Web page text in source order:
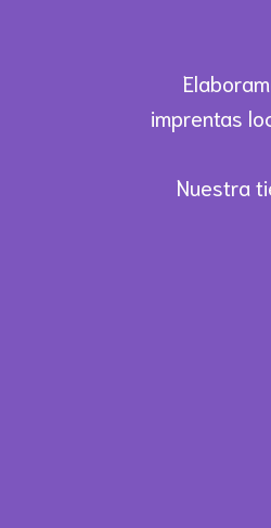
imprentas
Nuestra